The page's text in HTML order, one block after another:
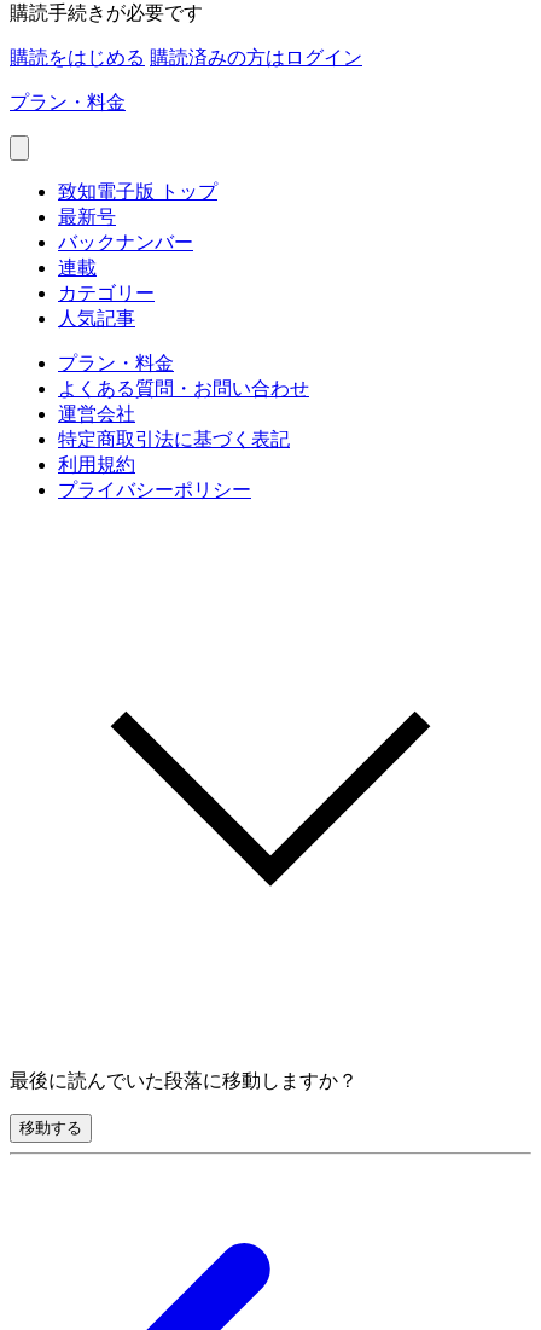
購読手続きが必要です
購読をはじめる 購読済みの方はログイン
プラン・料金
致知電子版 トップ
最新号
バックナンバー
連載
カテゴリー
人気記事
プラン・料金
よくある質問・お問い合わせ
運営会社
特定商取引法に基づく表記
利用規約
プライバシーポリシー
最後に読んでいた段落に移動しますか？
移動する